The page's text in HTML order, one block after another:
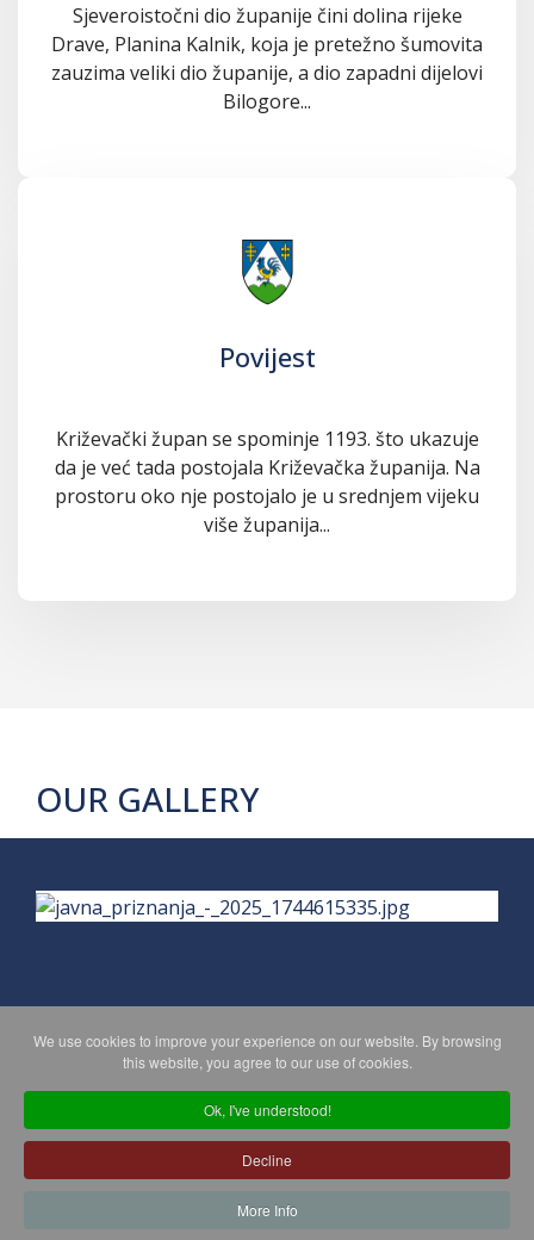
Sjeveroistočni dio županije čini dolina rijeke
Drave, Planina Kalnik, koja je pretežno šumovita
zauzima veliki dio županije, a dio zapadni dijelovi
Bilogore...
Povijest
Križevački župan se spominje 1193. što ukazuje
da je već tada postojala Križevačka županija. Na
prostoru oko nje postojalo je u srednjem vijeku
više županija...
OUR GALLERY
PRIVACY POLICY MAPA WEBA
Copyright © 2026 Koprivničko - križevačka županija. All Rights
Reserved.
We use cookies to improve your experience on our website. By browsing
this website, you agree to our use of cookies.
Ok, I've understood!
Decline
More Info